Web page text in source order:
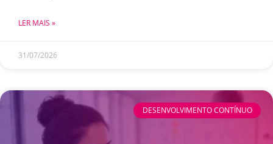
LER MAIS »
31/07/2026
DESENVOLVIMENTO CONTÍNUO